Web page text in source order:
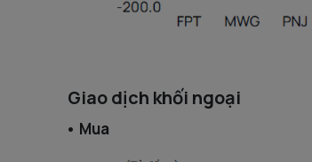
Giao dịch khối ngoại
• Mua